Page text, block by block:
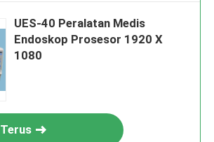
UES-40 Peralatan Medis
Endoskop Prosesor 1920 X
1080
Terus